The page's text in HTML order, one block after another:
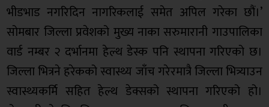
भीडभाड नगरिदिन नागरिकलाई समेत अपिल गरेका छौं।’
सोमबार जिल्ला प्रवेशको मुख्य नाका सरुमारानी गाउपालिका
वार्ड नम्बर २ दर्भानमा हेल्थ डेस्क पनि स्थापना गरिएको छ।
जिल्ला भित्रने हरेकको स्वास्थ्य जाँच गरेरमात्रै जिल्ला भित्र्याउन
स्वास्थ्यकर्मि सहित हेल्थ डेक्सको स्थापना गरिएको हो।